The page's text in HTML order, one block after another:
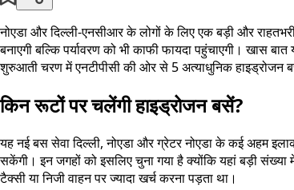
नोएडा और दिल्ली-एनसीआर के लोगों के लिए एक बड़ी और
बनाएगी बल्कि पर्यावरण को भी काफी फायदा पहुंचाएगी। खास
शुरुआती चरण में एनटीपीसी की ओर से 5 अत्याधुनिक हाइड्रोजन
किन रूटों पर चलेंगी हाइड्रोजन बसें?
यह नई बस सेवा दिल्ली, नोएडा और ग्रेटर नोएडा के कई अहम
सकेंगी। इन जगहों को इसलिए चुना गया है क्योंकि यहां बड़ी
टैक्सी या निजी वाहन पर ज्यादा खर्च करना पड़ता था।